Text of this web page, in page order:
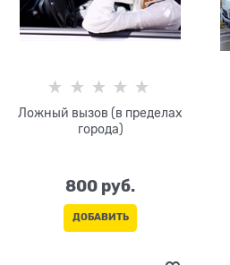
Ложный вызов (в пределах
города)
800 руб.
ДОБАВИТЬ